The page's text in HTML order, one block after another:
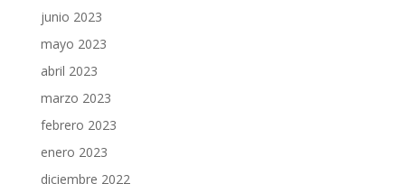
junio 2023
mayo 2023
abril 2023
marzo 2023
febrero 2023
enero 2023
diciembre 2022